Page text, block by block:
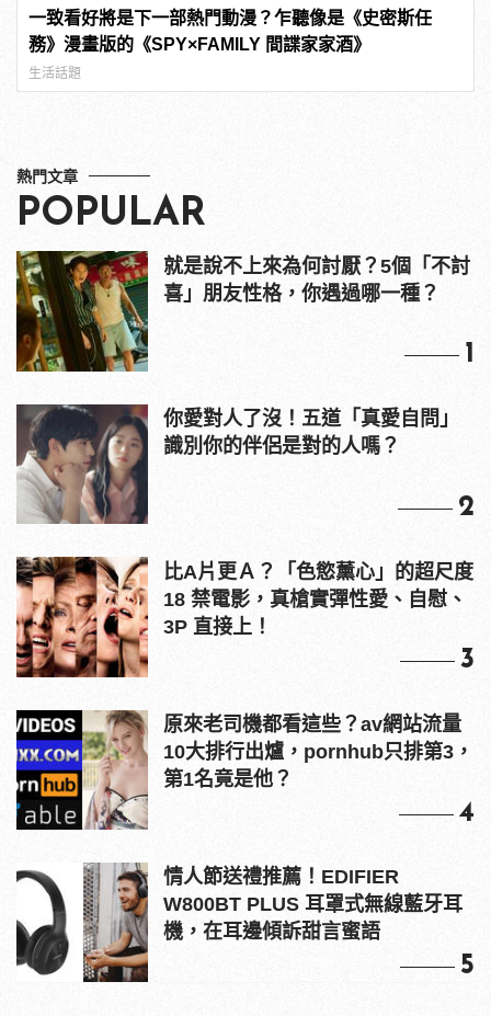
一致看好將是下一部熱門動漫？乍聽像是《史密斯任
務》漫畫版的《SPY×FAMILY 間諜家家酒》
生活話題
熱門文章
POPULAR
就是說不上來為何討厭？5個「不討
喜」朋友性格，你遇過哪一種？
1
你愛對人了沒！五道「真愛自問」
識別你的伴侶是對的人嗎？
2
比A片更Ａ？「色慾薰心」的超尺度
18 禁電影，真槍實彈性愛、自慰、
3P 直接上！
3
原來老司機都看這些？av網站流量
10大排行出爐，pornhub只排第3，
第1名竟是他？
4
情人節送禮推薦！EDIFIER
W800BT PLUS 耳罩式無線藍牙耳
機，在耳邊傾訴甜言蜜語
5